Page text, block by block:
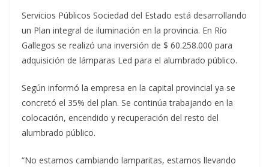
Servicios Públicos Sociedad del Estado está desarrollando
un Plan integral de iluminación en la provincia. En Río
Gallegos se realizó una inversión de $ 60.258.000 para
adquisición de lámparas Led para el alumbrado público.
Según informó la empresa en la capital provincial ya se
concretó el 35% del plan. Se continúa trabajando en la
colocación, encendido y recuperación del resto del
alumbrado público.
“No estamos cambiando lamparitas, estamos llevando